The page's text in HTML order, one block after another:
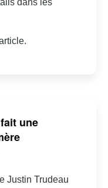
dans les
une
Justin Trudeau